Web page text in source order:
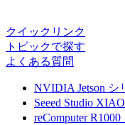
クイックリンク
トピックで探す
よくある質問
NVIDIA Jetson シ
Seeed Studio
reComputer